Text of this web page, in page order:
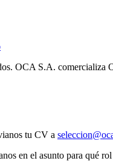
OCA S.A. comercializa
tu CV a
en el asunto para qué